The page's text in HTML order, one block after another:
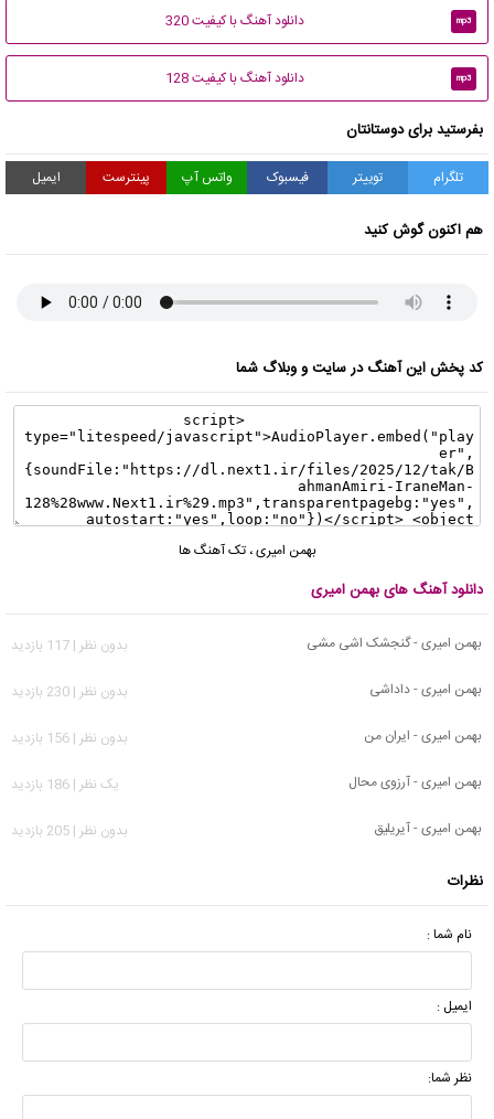
mp3 دانلود آهنگ با کیفیت 320
mp3 دانلود آهنگ با کیفیت 128
بفرستید برای دوستانتان
تلگرام توییتر فیسبوک واتس آپ پینترست ایمیل
هم اکنون گوش کنید
کد پخش این آهنگ در سایت و وبلاگ شما
بهمن امیری،تک آهنگ ها
دانلود آهنگ های بهمن امیری
بهمن امیری - گنجشک اشی مشی
بدون نظر | 117 بازدید
بهمن امیری - داداشی
بدون نظر | 230 بازدید
بهمن امیری - ایران من
بدون نظر | 156 بازدید
بهمن امیری - آرزوی محال
يک نظر | 186 بازدید
بهمن امیری - آیریلیق
بدون نظر | 205 بازدید
نظرات
نام شما :
ایمیل :
نظر شما: